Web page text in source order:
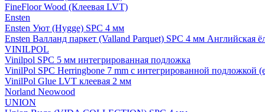
FineFloor Wood (Клеевая LVT)
Ensten
Ensten Уют (Hygge) SPC 4 мм
Ensten Валланд паркет (Valland Parquet) SPC 4 мм Английская
VINILPOL
Vinilpol SPC 5 мм интегрированная подложка
VinilPol SPC Herringbone 7 mm с интегрированной подложкой
VinilPol Glue LVT клеевая 2 мм
Norland Neowood
UNION